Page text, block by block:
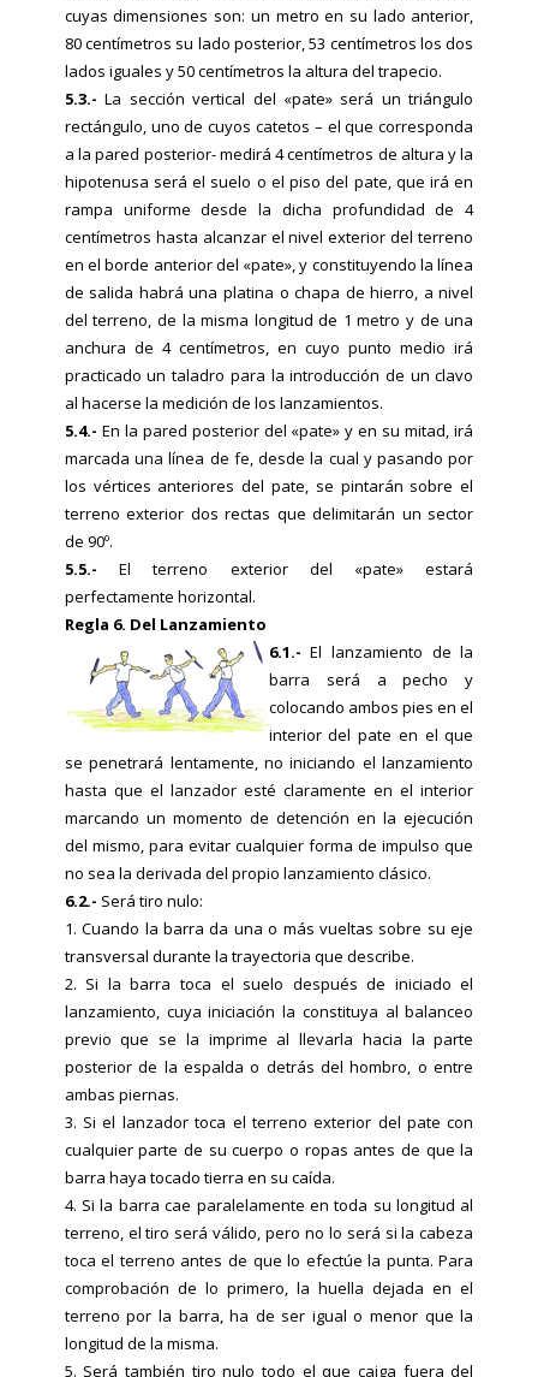
cuyas dimensiones son: un metro en su lado anterior,
80 centímetros su lado posterior, 53 centímetros los dos
lados iguales y 50 centímetros la altura del trapecio.
5.3.-La sección vertical del «pate» será un triángulo
rectángulo, uno de cuyos catetos – el que corresponda
a la pared posterior- medirá 4 centímetros de altura y la
hipotenusa será el suelo o el piso del pate, que irá en
rampa uniforme desde la dicha profundidad de 4
centímetros hasta alcanzar el nivel exterior del terreno
en el borde anterior del «pate», y constituyendo la línea
de salida habrá una platina o chapa de hierro, a nivel
del terreno, de la misma longitud de 1 metro y de una
anchura de 4 centímetros, en cuyo punto medio irá
practicado un taladro para la introducción de un clavo
al hacerse la medición de los lanzamientos.
5.4.- En la pared posterior del «pate» y en su mitad, irá
marcada una línea de fe, desde la cual y pasando por
los vértices anteriores del pate, se pintarán sobre el
terreno exterior dos rectas que delimitarán un sector
de 90º.
5.5.- El terreno exterior del «pate» estará
perfectamente horizontal.
Regla 6. Del Lanzamiento
6.1.- El lanzamiento de la
barra será a pecho y
colocando ambos pies en el
interior del pate en el que
se penetrará lentamente, no iniciando el lanzamiento
hasta que el lanzador esté claramente en el interior
marcando un momento de detención en la ejecución
del mismo, para evitar cualquier forma de impulso que
no sea la derivada del propio lanzamiento clásico.
6.2.- Será tiro nulo:
1. Cuando la barra da una o más vueltas sobre su eje
transversal durante la trayectoria que describe.
2. Si la barra toca el suelo después de iniciado el
lanzamiento, cuya iniciación la constituya al balanceo
previo que se la imprime al llevarla hacia la parte
posterior de la espalda o detrás del hombro, o entre
ambas piernas.
3. Si el lanzador toca el terreno exterior del pate con
cualquier parte de su cuerpo o ropas antes de que la
barra haya tocado tierra en su caída.
4. Si la barra cae paralelamente en toda su longitud al
terreno, el tiro será válido, pero no lo será si la cabeza
toca el terreno antes de que lo efectúe la punta. Para
comprobación de lo primero, la huella dejada en el
terreno por la barra, ha de ser igual o menor que la
longitud de la misma.
5. Será también tiro nulo todo el que caiga fuera del